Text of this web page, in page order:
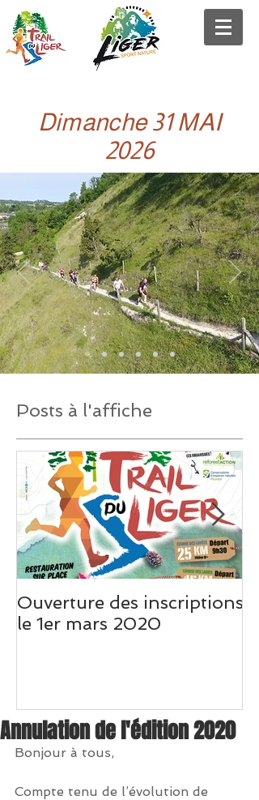
Dimanche 31 MAI
2026
Posts à l'affiche
Ouverture des inscriptions
le 1er mars 2020
Annulation de l'édition 2020
Bonjour à tous,
Compte tenu de l’évolution de